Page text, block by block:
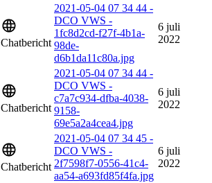
Chatbericht
2021-05-04 07 34 44 -
DCO VWS -
1fc8d2cd-f27f-4b1a-
98de-
d6b1da11c80a.jpg
6 juli
2022
Chatbericht
2021-05-04 07 34 44 -
DCO VWS -
c7a7c934-dfba-4038-
9158-
69e5a2a4cea4.jpg
6 juli
2022
Chatbericht
2021-05-04 07 34 45 -
DCO VWS -
2f7598f7-0556-41c4-
aa54-a693fd85f4fa.jpg
6 juli
2022